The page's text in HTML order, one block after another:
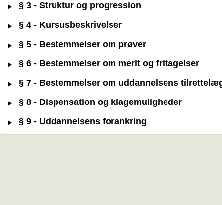
§ 3 - Struktur og progression
§ 4 - Kursusbeskrivelser
§ 5 - Bestemmelser om prøver
§ 6 - Bestemmelser om merit og fritagelser
§ 7 - Bestemmelser om uddannelsens
§ 8 - Dispensation og klagemuligheder
§ 9 - Uddannelsens forankring